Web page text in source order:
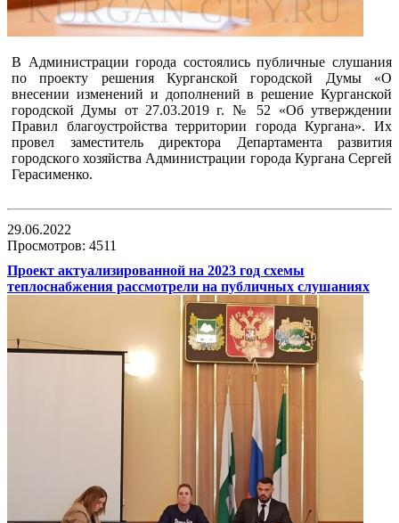
В Администрации города состоялись публичные слушания
по проекту решения Курганской городской Думы «О
внесении изменений и дополнений в решение Курганской
городской Думы от 27.03.2019 г. № 52 «Об утверждении
Правил благоустройства территории города Кургана». Их
провел заместитель директора Департамента развития
городского хозяйства Администрации города Кургана Сергей
Герасименко.
29.06.2022
Просмотров: 4511
Проект актуализированной на 2023 год схемы
теплоснабжения рассмотрели на публичных слушаниях